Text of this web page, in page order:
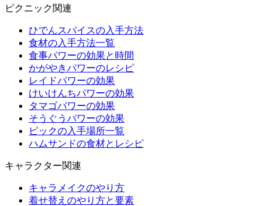
ピクニック関連
ひでんスパイスの入手方法
食材の入手方法一覧
食事パワーの効果と時間
かがやきパワーのレシピ
レイドパワーの効果
けいけんちパワーの効果
タマゴパワーの効果
そうぐうパワーの効果
ピックの入手場所一覧
ハムサンドの食材とレシピ
キャラクター関連
キャラメイクのやり方
着せ替えのやり方と要素